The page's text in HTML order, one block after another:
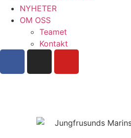
NYHETER
OM OSS
Teamet
Kontakt